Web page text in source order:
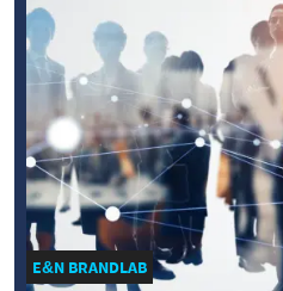
E&N BRANDLAB